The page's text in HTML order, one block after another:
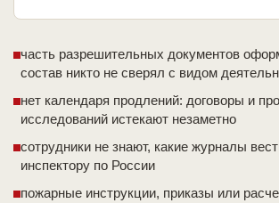
часть разрешительных документов
состав никто не сверял с видом
нет календаря продлений: договоры и
исследований истекают незаметно
сотрудники не знают, какие журналы
инспектору по России
пожарные инструкции, приказы или